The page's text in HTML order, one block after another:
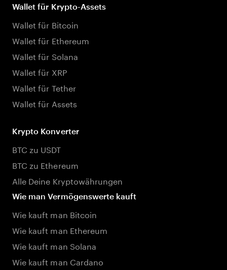
Wallet für Krypto-Assets
Wallet für Bitcoin
Wallet für Ethereum
Wallet für Solana
Wallet für XRP
Wallet für Tether
Wallet für Assets
Krypto Konverter
BTC zu USDT
BTC zu Ethereum
Alle Deine Kryptowährungen
Wie man Vermögenswerte kauft
Wie kauft man Bitcoin
Wie kauft man Ethereum
Wie kauft man Solana
Wie kauft man Cardano